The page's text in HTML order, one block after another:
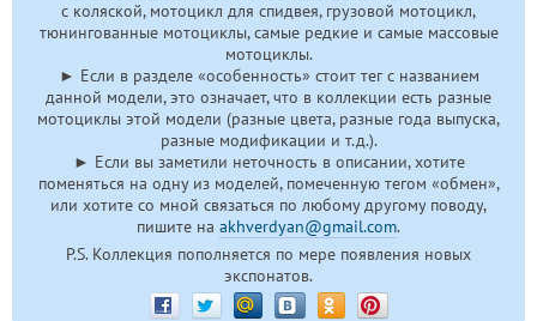
с коляской, мотоцикл для спидвея, грузовой мотоцикл,
тюнингованные мотоциклы, самые редкие и самые массовые
мотоциклы.
► Если в разделе «особенность» стоит тег с названием
данной модели, это означает, что в коллекции есть разные
мотоциклы этой модели (разные цвета, разные года выпуска,
разные модификации и т.д.).
► Если вы заметили неточность в описании, хотите
поменяться на одну из моделей, помеченную тегом «обмен»,
или хотите со мной связаться по любому другому поводу,
пишите на akhverdyan@gmail.com.
P.S. Коллекция пополняется по мере появления новых
экспонатов.